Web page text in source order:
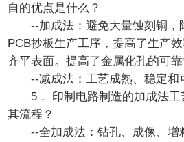
自的优点是什么？
--加成法：避免大量蚀刻铜，
PCB抄板生产工序，提高了生产
齐平表面。提高了金属化孔的可靠
--减成法：工艺成熟、稳定和
5． 印制电路制造的加成法工
其流程？
--全加成法：钻孔、成像、增